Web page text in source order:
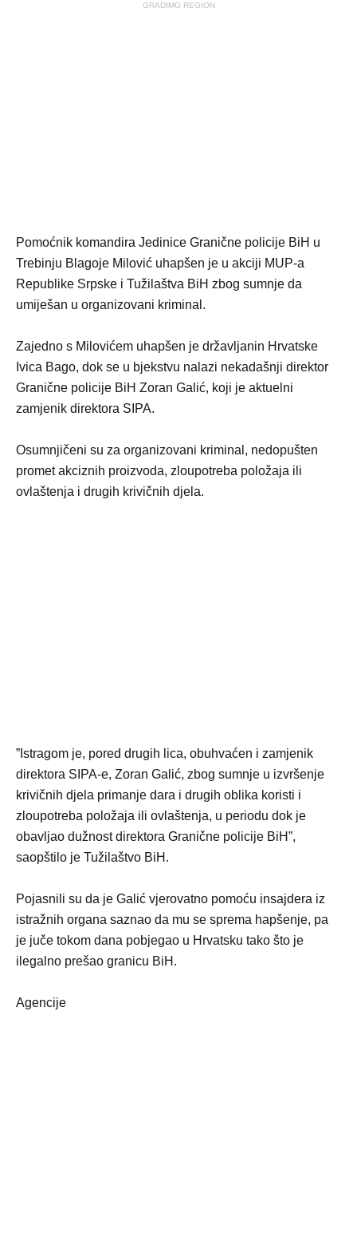
GRADIMO REGION
Pomoćnik komandira Jedinice Granične policije BiH u
Trebinju Blagoje Milović uhapšen je u akciji MUP-a
Republike Srpske i Tužilaštva BiH zbog sumnje da
umiješan u organizovani kriminal.
Zajedno s Milovićem uhapšen je državljanin Hrvatske
Ivica Bago, dok se u bjekstvu nalazi nekadašnji direktor
Granične policije BiH Zoran Galić, koji je aktuelni
zamjenik direktora SIPA.
Osumnjičeni su za organizovani kriminal, nedopušten
promet akciznih proizvoda, zloupotreba položaja ili
ovlaštenja i drugih krivičnih djela.
”Istragom je, pored drugih lica, obuhvaćen i zamjenik
direktora SIPA-e, Zoran Galić, zbog sumnje u izvršenje
krivičnih djela primanje dara i drugih oblika koristi i
zloupotreba položaja ili ovlaštenja, u periodu dok je
obavljao dužnost direktora Granične policije BiH”,
saopštilo je Tužilaštvo BiH.
Pojasnili su da je Galić vjerovatno pomoću insajdera iz
istražnih organa saznao da mu se sprema hapšenje, pa
je juče tokom dana pobjegao u Hrvatsku tako što je
ilegalno prešao granicu BiH.
Agencije